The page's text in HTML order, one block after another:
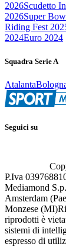
2026Scudetto
2026Super
Riding Fest
2024Euro 2024
Squadra Serie A
Atalanta
Seguici su
P.Iva
Mediamond
Amsterdam
Monzese (MI)
riprodotti è
sistemi di
espresso di